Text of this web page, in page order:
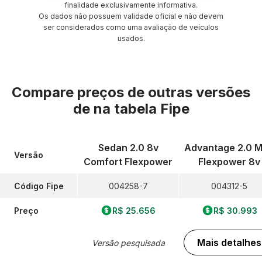
finalidade exclusivamente informativa.
Os dados não possuem validade oficial e não devem
ser considerados como uma avaliação de veículos
usados.
Compare preços de outras versões
de na tabela Fipe
Versão
Código Fipe
Preço
Sedan 2.0 8v
Comfort Flexpower
004258-7
R$ 25.656
Versão pesquisada
Advantage 2.0
Flexpower 8v
004312-5
R$ 30.993
Mais detalhes